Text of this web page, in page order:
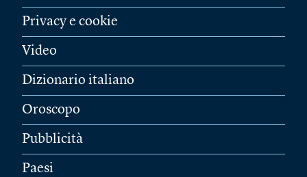
Privacy e cookie
Video
Dizionario italiano
Oroscopo
Pubblicità
Paesi